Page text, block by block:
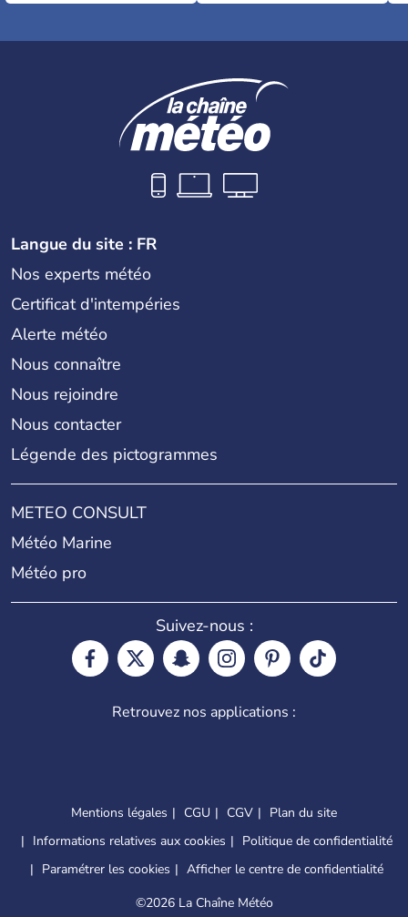
Langue du site : FR
Nos experts météo
Certificat d'intempéries
Alerte météo
Nous connaître
Nous rejoindre
Nous contacter
Légende des pictogrammes
METEO CONSULT
Météo Marine
Météo pro
Suivez-nous :
Retrouvez nos applications :
Mentions légales CGU CGV
Plan du site
Informations relatives aux cookies
Politique de confidentialité
Paramétrer les cookies
Afficher le centre de confidentialité
©2026 La Chaîne Météo